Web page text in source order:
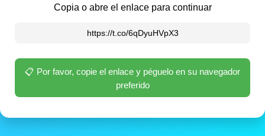
Copia o abre el enlace para continuar
https://t.co/6qDyuHVpX3
📋 Por favor, copie el enlace y péguelo en su navegador
preferido